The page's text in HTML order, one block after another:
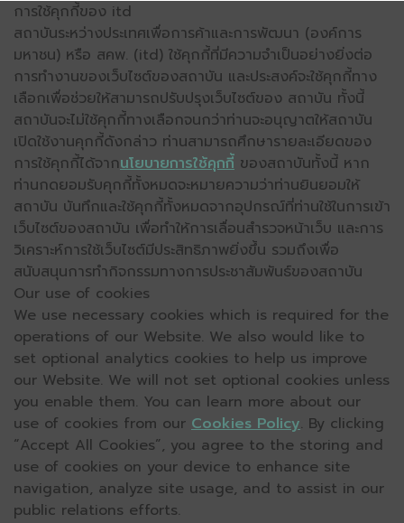
การใช้คุกกี้ของ itd
สถาบันระหว่างประเทศเพื่อการค้าและการพัฒนา (องค์การ
มหาชน) หรือ สคพ. (itd) ใช้คุกกี้ที่มีความจำเป็นอย่างยิ่งต่อ
การทำงานของเว็บไซต์ของสถาบัน และประสงค์จะใช้คุกกี้ทาง
เลือกเพื่อช่วยให้สามารถปรับปรุงเว็บไซต์ของ สถาบัน ทั้งนี้
สถาบันจะไม่ใช้คุกกี้ทางเลือกจนกว่าท่านจะอนุญาตให้สถาบัน
เปิดใช้งานคุกกี้ดังกล่าว ท่านสามารถศึกษารายละเอียดของ
การใช้คุกกี้ได้จากนโยบายการใช้คุกกี้ ของสถาบันทั้งนี้ หาก
ท่านกดยอมรับคุกกี้ทั้งหมดจะหมายความว่าท่านยินยอมให้
สถาบัน บันทึกและใช้คุกกี้ทั้งหมดจากอุปกรณ์ที่ท่านใช้ในการเข้า
เว็บไซต์ของสถาบัน เพื่อทำให้การเลื่อนสำรวจหน้าเว็บ และการ
วิเคราะห์การใช้เว็บไซต์มีประสิทธิภาพยิ่งขึ้น รวมถึงเพื่อ
สนับสนุนการทำกิจกรรมทางการประชาสัมพันธ์ของสถาบัน
Our use of cookies
We use necessary cookies which is required for the
operations of our Website. We also would like to
set optional analytics cookies to help us improve
our Website. We will not set optional cookies unless
you enable them. You can learn more about our
use of cookies from our Cookies Policy. By clicking
“Accept All Cookies”, you agree to the storing and
use of cookies on your device to enhance site
navigation, analyze site usage, and to assist in our
public relations efforts.